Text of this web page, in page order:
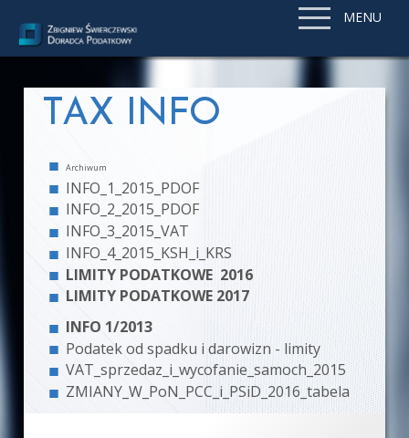
MENU
TAX INFO
Archiwum
INFO_1_2015_PDOF
INFO_2_2015_PDOF
INFO_3_2015_VAT
INFO_4_2015_KSH_i_KRS
LIMITY PODATKOWE 2016
LIMITY PODATKOWE 2017
INFO 1/2013
Podatek od spadku i darowizn - limity
VAT_sprzedaz_i_wycofanie_samoch_2015
ZMIANY_W_PoN_PCC_i_PSiD_2016_tabela